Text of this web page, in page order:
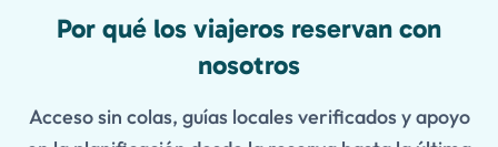
FeaturesPor qué los viajeros reservan con
nosotros
Acceso sin colas, guías locales verificados y apoyo